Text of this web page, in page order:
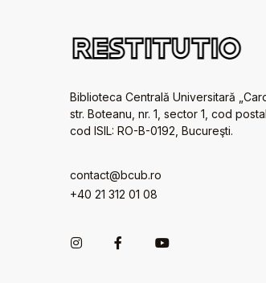
Biblioteca Centrală Universitară
str. Boteanu, nr. 1, sector 1, cod
cod ISIL: RO-B-0192, Bucureşti.
contact@bcub.ro
+40 21 312 01 08